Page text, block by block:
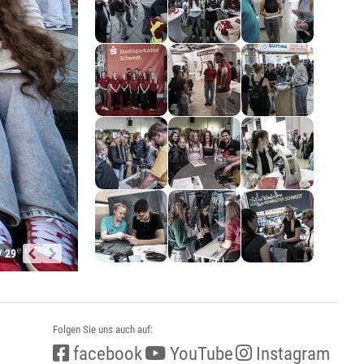
29
Folgen Sie uns auch auf:
facebook YouTube Instagram